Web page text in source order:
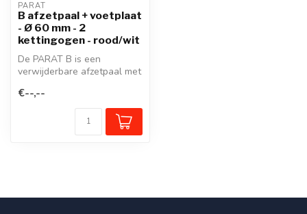
PARAT
B afzetpaal + voetplaat
- Ø 60 mm - 2
kettingogen - rood/wit
De PARAT B is een
verwijderbare afzetpaal met
plein...
€--,--